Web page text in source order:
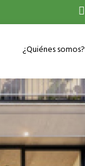
¿Quiénes somos?